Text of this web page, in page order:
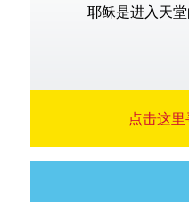
耶稣是进入天
点击这